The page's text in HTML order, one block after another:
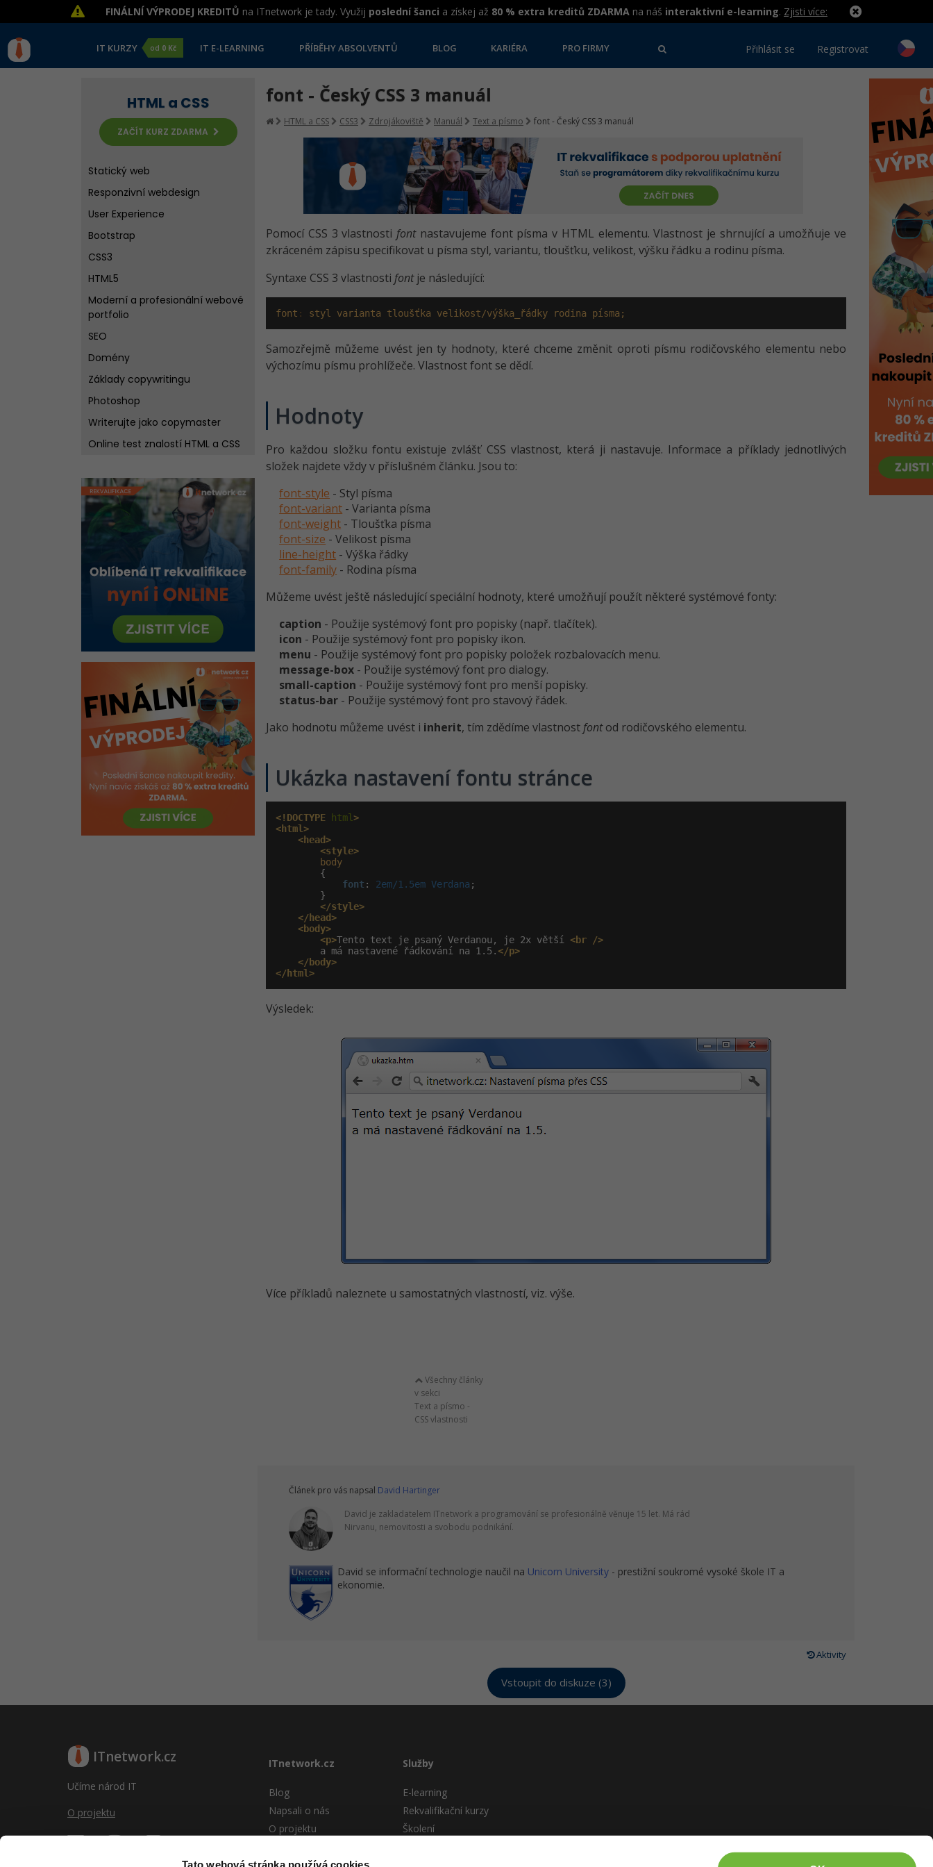
Tato webová stránka používá cookies
FINÁLNÍ VÝPRODEJ KREDITŮ na ITnetwork je tady. Využij poslední šanci a získej až 80 % extra kreditů ZDARMA na náš interaktivní e-learning. Zjisti více:
IT KURZY od 0 Kč IT E-LEARNING PŘÍBĚHY ABSOLVENTŮ BLOG KARIÉRA PRO FIRMY Přihlásit se Registrovat
HTML a CSS
ZAČÍT KURZ ZDARMA
Statický web
Responzivní webdesign
User Experience
Bootstrap
CSS3
HTML5
Moderní a profesionální webové
portfolio
SEO
Domény
Základy copywritingu
Photoshop
Writerujte jako copymaster
Online test znalostí HTML a CSS
font - Český CSS 3 manuál
HTML a CSS CSS3 Zdrojákoviště Manuál Text a písmo font - Český CSS 3 manuál
Pomocí CSS 3 vlastnosti fontnastavujeme font písma v HTML elementu. Vlastnost je shrnující a umožňuje ve
zkráceném zápisu specifikovat u písma styl, variantu, tloušťku, velikost, výšku řádku a rodinu písma.
Syntaxe CSS 3 vlastnosti fontje následující:
font : styl varianta tloušťka velikost/výška_řádky rodina písma;
Samozřejmě můžeme uvést jen ty hodnoty, které chceme změnit oproti písmu rodičovského elementu nebo
výchozímu písmu prohlížeče. Vlastnost font se dědí.
Hodnoty
Pro každou složku fontu existuje zvlášť CSS vlastnost, která ji nastavuje. Informace a příklady jednotlivých
složek najdete vždy v příslušném článku. Jsou to:
font-style - Styl písma
font-variant - Varianta písma
font-weight - Tloušťka písma
font-size - Velikost písma
line-height - Výška řádky
font-family - Rodina písma
Můžeme uvést ještě následující speciální hodnoty, které umožňují použít některé systémové fonty:
caption - Použije systémový font pro popisky (např. tlačítek).
icon - Použije systémový font pro popisky ikon.
menu - Použije systémový font pro popisky položek rozbalovacích menu.
message-box - Použije systémový font pro dialogy.
small-caption - Použije systémový font pro menší popisky.
status-bar - Použije systémový font pro stavový řádek.
Jako hodnotu můžeme uvést i inherit, tím zdědíme vlastnost fontod rodičovského elementu.
Ukázka nastavení fontu stránce
<!DOCTYPE html >
<html>
<head>
<style>
body
        {
font : 2em/1.5em Verdana ;
        }
</style>
</head>
<body>
<p>Tento text je psaný Verdanou, je 2x větší <br
/>
        a má nastavené řádkování na 1.5.
</p>
</body>
</html>
Výsledek:
Více příkladů naleznete u samostatných vlastností, viz. výše.
Všechny články
v sekci
Text a písmo -
CSS vlastnosti
Článek pro vás napsal David Hartinger
David je zakladatelem ITnetwork a programování se profesionálně věnuje 15 let. Má rád
Nirvanu, nemovitosti a svobodu podnikání.
David se informační technologie naučil na Unicorn University - prestižní soukromé vysoké škole IT a
ekonomie.
Aktivity
Vstoupit do diskuze (3)
ITnetwork.cz
Učíme národ IT
O projektu
ITnetwork.cz
Blog
Napsali o nás
O projektu
Vývoj systému
Služby
E-learning
Rekvalifikační kurzy
Školení